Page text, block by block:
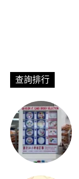
查詢排行